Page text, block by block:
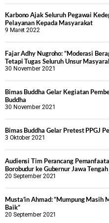
Karbono Ajak Seluruh Pegawai
Pelayanan Kepada Masyarakat
9 Maret 2022
Fajar Adhy Nugroho: “Moderasi
Tetapi Tugas Seluruh Unsur
30 November 2021
Bimas Buddha Gelar Kegiatan
Buddha
30 November 2021
Bimas Buddha Gelar Pretest PPGJ
3 Oktober 2021
Audiensi Tim Perancang
Borobudur ke Gubernur Jawa Tengah
20 September 2021
Musta’in Ahmad: “Mumpung Masih
Baik”
20 September 2021